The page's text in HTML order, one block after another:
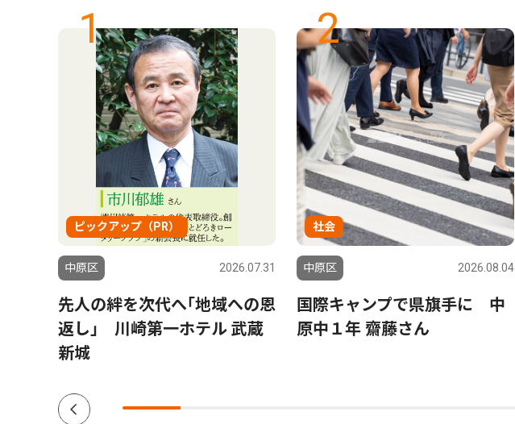
1
ピックアップ（PR）
中原区 2026.07.31
先人の絆を次代へ｢地域への恩
返し｣ 川崎第一ホテル 武蔵
新城
2
社会
中原区 2026.08.04
国際キャンプで県旗手に 中
原中１年 齋藤さん